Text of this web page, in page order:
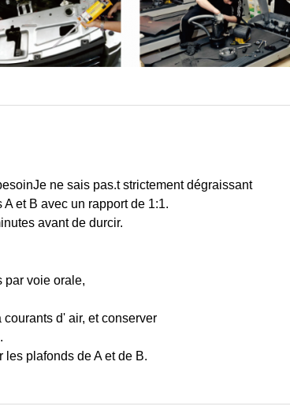
Je ne sais pas.t strictement dégraissant
et B avec un rapport de 1:1.
avant de durcir.
par voie orale,
d' air, et conserver
les plafonds de A et de B.